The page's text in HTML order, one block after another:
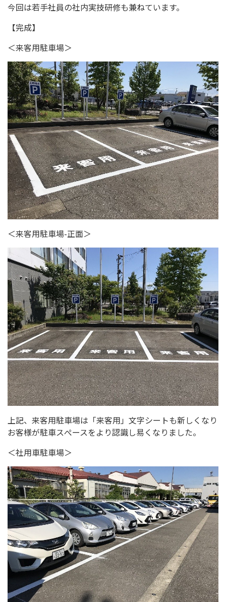
今回は若手社員の社内実技研修も兼ねています。
【完成】
＜来客用駐車場＞
＜来客用駐車場-正面＞
上記、来客用駐車場は「来客用」文字シートも新しくなり
お客様が駐車スぺースをより認識し易くなりました。
＜社用車駐車場＞